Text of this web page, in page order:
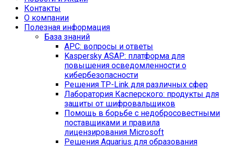
Контакты
O компании
Полезная информация
База знаний
APC: вопросы и ответы
Kaspersky ASAP: платформа для
повышения осведомленности о
кибербезопасности
Решения TP-Link для различных сфер
Лаборатория Касперского: продукты для
защиты от шифровальщиков
Помощь в борьбе с недобросовестными
поставщиками и правила
лицензирования Microsoft
Решения Aquarius для образования